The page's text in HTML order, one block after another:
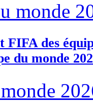
FIFA des
du monde